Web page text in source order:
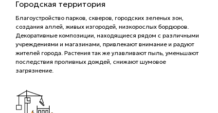
Городская территория
Благоустройство парков, скверов, городских зеленых зон,
создания аллей, живых изгородей, низкорослых бордюров.
Декоративные композиции, находящиеся рядом с различными
учреждениями и магазинами, привлекают внимание и радуют
жителей города. Растения так же улавливают пыль, уменьшают
последствия проливных дождей, снижают шумовое
загрязнение.